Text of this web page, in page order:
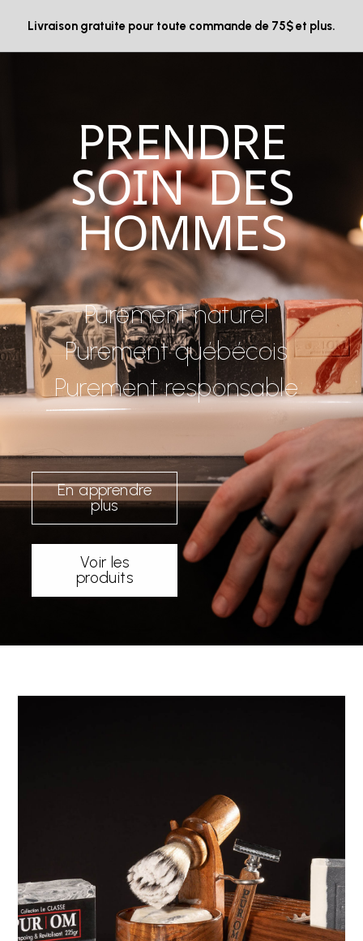
Livraison gratuite pour toute commande de 75$ et plus.
PRENDRE
SOIN DES
HOMMES
Purement naturel
Purement québécois
Purement responsable
En apprendre
plus
Voir les
produits